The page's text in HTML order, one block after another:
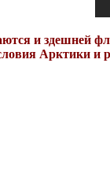
и здешней
Арктики и